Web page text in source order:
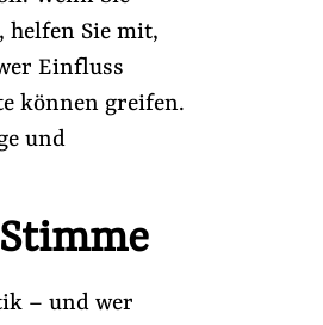
helfen Sie mit,
Einfluss
können greifen.
und
– und wer